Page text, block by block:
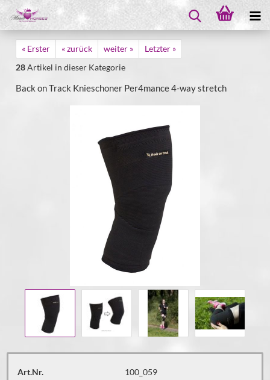
« Erster « zurück weiter »
Letzter »
28Artikel in dieser Kategorie
Back on Track Knieschoner Per4mance 4-way stretch
Art.Nr.
100_059